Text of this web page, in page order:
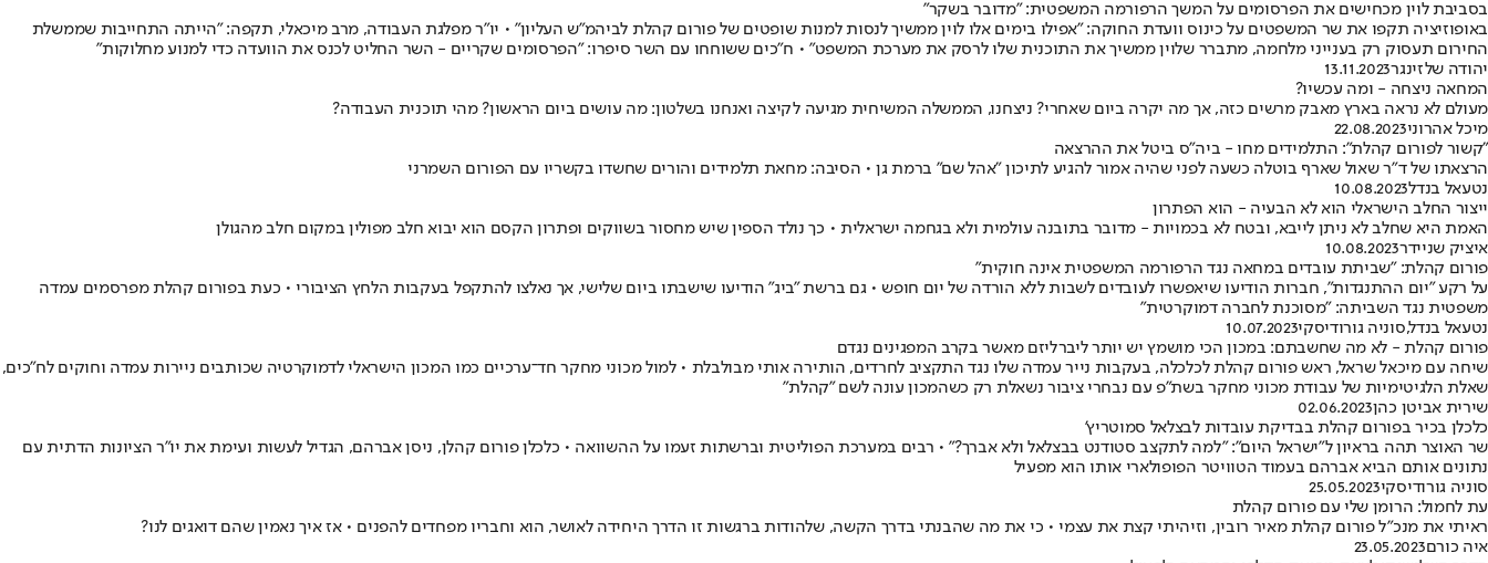
בסביבת לוין מכחישים את הפרסומים על המשך הרפורמה המשפטית: "מדובר בשקר"
באופוזיציה תקפו את שר המשפטים על כינוס וועדת החוקה: "אפילו בימים אלו לוין ממשיך לנסות למנות שופטים של פורום קהלת לביהמ"ש העליון" • יו"ר מפלגת העבודה, מרב מיכאלי, תקפה: "הייתה התחייבות שממשלת
החירום תעסוק רק בענייני מלחמה, מתברר שלוין ממשיך את התוכנית שלו לרסק את מערכת המשפט" • ח"כים ששוחחו עם השר סיפרו: "הפרסומים שקריים - השר החליט לכנס את הוועדה כדי למנוע מחלוקות"
יהודה שלזינגר13.11.2023
המחאה ניצחה - ומה עכשיו?
מעולם לא נראה בארץ מאבק מרשים כזה, אך מה יקרה ביום שאחרי? ניצחנו, הממשלה המשיחית מגיעה לקיצה ואנחנו בשלטון: מה עושים ביום הראשון? מהי תוכנית העבודה?
מיכל אהרוני22.08.2023
"קשור לפורום קהלת": התלמידים מחו - ביה"ס ביטל את ההרצאה
הרצאתו של ד"ר שאול שארף בוטלה כשעה לפני שהיה אמור להגיע לתיכון "אהל שם" ברמת גן • הסיבה: מחאת תלמידים והורים שחשדו בקשריו עם הפורום השמרני
נטעאל בנדל10.08.2023
ייצור החלב הישראלי הוא לא הבעיה - הוא הפתרון
האמת היא שחלב לא ניתן לייבא, ובטח לא בכמויות - מדובר בתובנה עולמית ולא בגחמה ישראלית • כך נולד הספין שיש מחסור בשווקים ופתרון הקסם הוא יבוא חלב מפולין במקום חלב מהגולן
איציק שניידר10.08.2023
פורום קהלת: "שביתת עובדים במחאה נגד הרפורמה המשפטית אינה חוקית"
על רקע "יום ההתנגדות", חברות הודיעו שיאפשרו לעובדים לשבות ללא הורדה של יום חופש • גם ברשת "ביג" הודיעו שישבתו ביום שלישי, אך נאלצו להתקפל בעקבות הלחץ הציבורי • כעת בפורום קהלת מפרסמים עמדה
משפטית נגד השביתה: "מסוכנת לחברה דמוקרטית"
נטעאל בנדל,סוניה גורודיסקי10.07.2023
פורום קהלת - לא מה שחשבתם: במכון הכי מושמץ יש יותר ליברליזם מאשר בקרב המפגינים נגדם
שיחה עם מיכאל שראל, ראש פורום קהלת לכלכלה, בעקבות נייר עמדה שלו נגד התקציב לחרדים, הותירה אותי מבולבלת • למול מכוני מחקר חד־ערכיים כמו המכון הישראלי לדמוקרטיה שכותבים ניירות עמדה וחוקים לח"כים,
שאלת הלגיטימיות של עבודת מכוני מחקר בשת"פ עם נבחרי ציבור נשאלת רק כשהמכון עונה לשם "קהלת"
שירית אביטן כהן02.06.2023
כלכלן בכיר בפורום קהלת בבדיקת עובדות לבצלאל סמוטריץ'
שר האוצר תהה בראיון ל"ישראל היום": "למה לתקצב סטודנט בבצלאל ולא אברך?" • רבים במערכת הפוליטית וברשתות זעמו על ההשוואה • כלכלן פורום קהלן, ניסן אברהם, הגדיל לעשות ועימת את יו"ר הציונות הדתית עם
נתונים אותם הביא אברהם בעמוד הטוויטר הפופולארי אותו הוא מפעיל
סוניה גורודיסקי25.05.2023
עת לחמול: הרומן שלי עם פורום קהלת
ראיתי את מנכ"ל פורום קהלת מאיר רובין, וזיהיתי קצת את עצמי • כי את מה שהבנתי בדרך הקשה, שלהודות ברגשות זו הדרך היחידה לאושר, הוא וחבריו מפחדים להפנים • אז איך נאמין שהם דואגים לנו?
איה כורם23.05.2023